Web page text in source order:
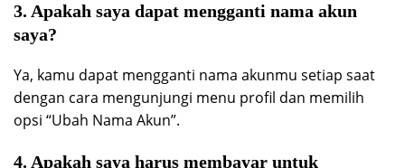
3. Apakah saya dapat mengganti nama akun
saya?
Ya, kamu dapat mengganti nama akunmu setiap saat
dengan cara mengunjungi menu profil dan memilih
opsi “Ubah Nama Akun”.
4. Apakah saya harus membayar untuk